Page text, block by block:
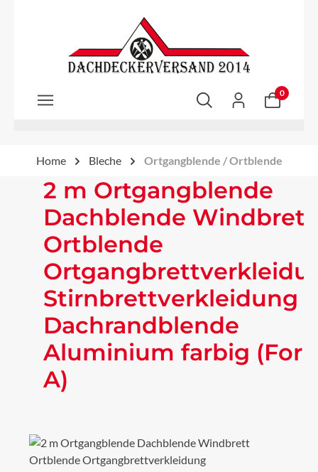
Zum Hauptinhalt springen
0
Home Bleche Ortgangblende / Ortblende
2 m Ortgangblende
Dachblende Windbrett
Ortblende
Stirnbrettverkleidung
Dachrandblende
Aluminium farbig
A)
Bildergalerie überspringen